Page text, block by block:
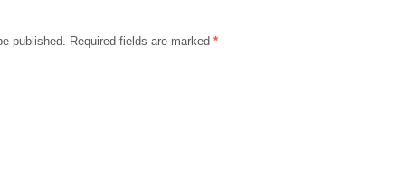
published. Required fields are marked *